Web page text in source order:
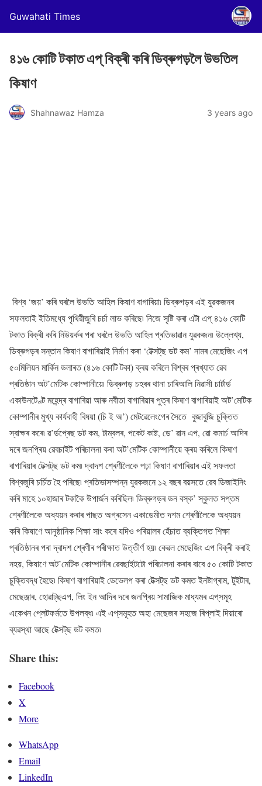
Guwahati Times
৪১৬ কোটি টকাত এপ্‌ বিক্ৰী কৰি ডিব্ৰুগড়লৈ উভতিল
কিষাণ
Shahnawaz Hamza 3 years ago
বিশ্ব ‘জয়’ কৰি ঘৰলৈ উভতি আহিল কিষাণ বাগাৰিয়া৷ ডিব্ৰুগড়ৰ এই যুৱকজনৰ
সফলতাই ইতিমধ্যে পৃথিৱীজুৰি চৰ্চা লাভ কৰিছে৷ নিজে সৃষ্টি কৰা এটা এপ্‌ ৪১৬ কোটি
টকাত বিক্ৰী কৰি নিউয়ৰ্কৰ পৰা ঘৰলৈ উভতি আহিল প্ৰতিভাৱান যুৱকজন৷ উল্লেখ্য,
ডিব্ৰুগড়ৰ সন্তান কিষাণ বাগাৰিয়াই নিৰ্মাণ কৰা ‘টেক্সট্‌ছ ডট কম’ নামৰ মেছেজিং এপ
৫০মিলিয়ন মাৰ্কিন ডলাৰত (৪১৬ কোটি টকা) ক্ৰয় কৰিলে বিশ্বৰ প্ৰখ্যাত ৱেব
প্ৰতিষ্ঠান অট’মেটিক কোম্পানীয়ে৷ ডিব্ৰুগড় চহৰৰ থানা চাৰিআলি নিৱাসী চাৰ্টাৰ্ড
একাউনটেণ্ট মহেন্দ্ৰ বাগাৰিয়া আৰু নবীতা বাগাৰিয়াৰ পুত্ৰ কিষাণ বাগাৰিয়াই অট’মেটিক
কোম্পানীৰ মুখ্য কাৰ্যবাহী বিষয়া (চি ই অ’) মেটৱেলেংগেৰ সৈতে বুজাবুজি চুক্তিত
স্বাক্ষৰ কৰে৷ ৱ’ৰ্ডপ্ৰেছ ডট কম, টাম্বলৰ, পকেট কাষ্ট, ডে’ ৱান এপ, ৱো কমাৰ্চ আদিৰ
দৰে জনপ্ৰিয় ৱেবচাইট পৰিচালনা কৰা অট’মেটিক কোম্পানীয়ে ক্ৰয় কৰিলে কিষাণ
বাগাৰিয়াৰ টেক্সট্‌ছ ডট কম৷ দ্বাদশ শ্ৰেণীলৈকে পঢ়া কিষাণ বাগাৰিয়াৰ এই সফলতা
বিশ্বজুৰি চৰ্চিত হৈ পৰিছে৷ প্ৰতিভাসম্পন্ন যুৱকজনে ১২ বছৰ বয়সতে ৱেব ডিজাইনিং
কৰি মাহে ১০হাজাৰ টকাকৈ উপাৰ্জন কৰিছিল৷ ডিব্ৰুগড়ৰ ডন বস্ক’ স্কুলত সপ্তম
শ্ৰেণীলৈকে অধ্যয়ন কৰাৰ পাছত অগ্ৰসেন একাডেমীত দশম শ্ৰেণীলৈকে অধ্যয়ন
কৰি কিষাণে আনুষ্ঠানিক শিক্ষা সাং কৰে যদিও পৰিয়ালৰ হেঁচাত ব্যক্তিগত শিক্ষা
প্ৰতিষ্ঠানৰ পৰা দ্বাদশ শ্ৰেণীৰ পৰীক্ষাত উত্তীৰ্ণ হয়৷ কেৱল মেছেজিং এপ বিক্ৰী কৰাই
নহয়, কিষাণে অট’মেটিক কোম্পানীৰ ৱেবছাইটটো পৰিচালনা কৰাৰ বাবে ৫০ কোটি টকাত
চুক্তিবদ্ধ হৈছে৷ কিষাণ বাগাৰিয়াই ডেভেলপ কৰা টেক্সট্‌ছ ডট কমত ইনষ্টাগ্ৰাম, টুইটাৰ,
মেছেঞ্জাৰ, হোৱাট্‌ছএপ, লিং ইন আদিৰ দৰে জনপ্ৰিয় সামাজিক মাধ্যমৰ এপ্‌সমূহ
একেখন প্লেটফৰ্মতে উপলব্ধ৷ এই এপ্‌সমূহত অহা মেছেজৰ সহজে ৰিপ্লাই দিয়াৰো
ব্যৱস্থা আছে টেক্সট্‌ছ ডট কমত৷
Share this:
Facebook
X
More
WhatsApp
Email
LinkedIn